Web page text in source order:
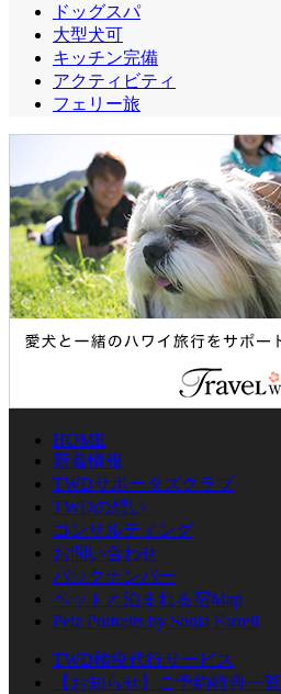
ドッグスパ
大型犬可
キッチン完備
アクティビティ
フェリー旅
HOME
新着情報
TWDサポータズクラブ
TWDの想い
コンサルティング
お問い合わせ
バックナンバー
ペットと泊まれる宿Map
Petz Portraits by Sonia Farrell
TWD検疫代行サービス
【お知らせ】ご予約特典一覧